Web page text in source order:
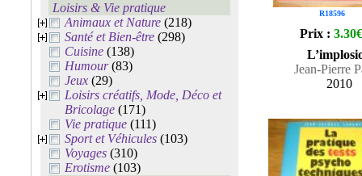
Loisirs & Vie pratique
Animaux et Nature (218)
Santé et Bien-être (298)
Cuisine (138)
Humour(83)
Jeux (29)
Loisirs créatifs, Mode, Déco et
Bricolage (171)
Vie pratique (111)
Sport et Véhicules (103)
Voyages (310)
Erotisme (103)
R18596
Prix : 3.30€
Jean-Pierre
2010